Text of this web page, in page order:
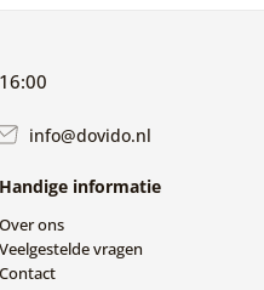
info@dovido.nl
Handige informatie
Over ons
Veelgestelde vragen
Contact